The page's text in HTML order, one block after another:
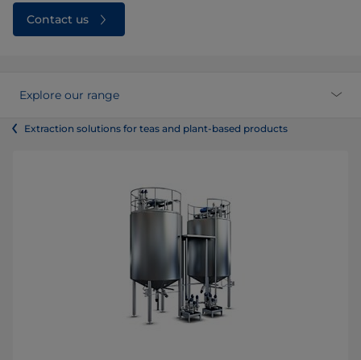
Contact us
Explore our range
Extraction solutions for teas and plant-based products